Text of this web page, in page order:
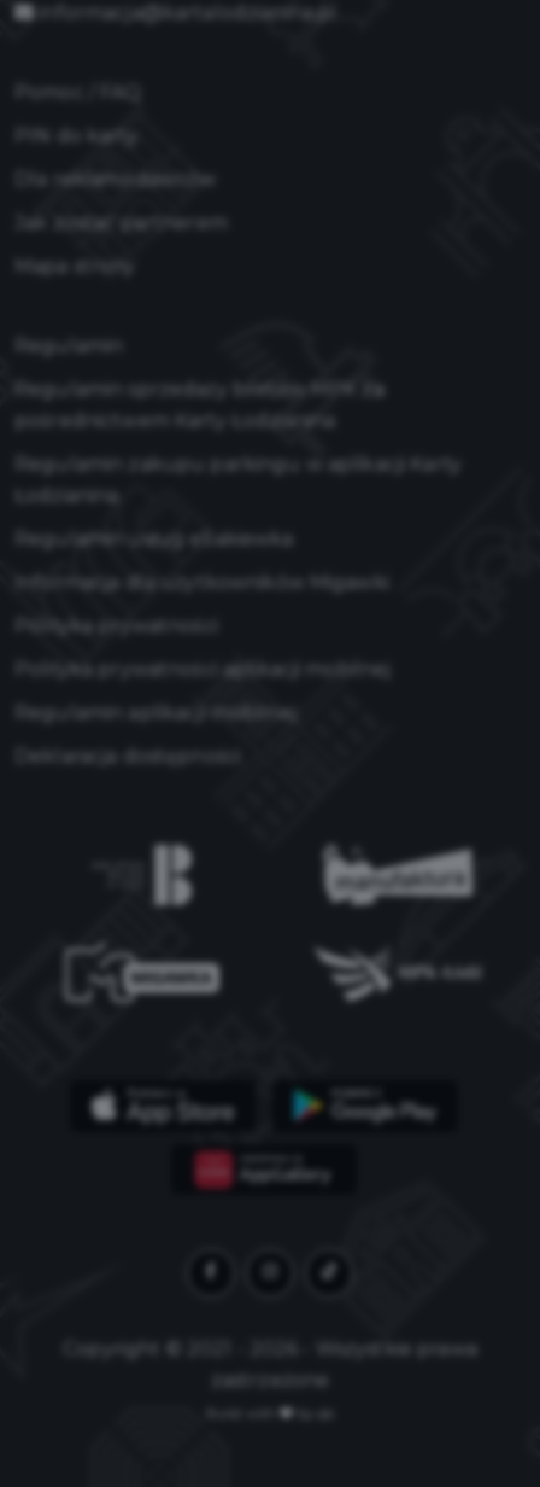
informacja@kartalodzianina.pl
PIN do karty
Dla reklamodawców
Jak zostać partnerem
Mapa strony
Regulamin
Regulamin sprzedaży biletów MPK za
pośrednictwem Karty Łodzianina
Regulamin zakupu parkingu w aplikacji Karty
Łodzianina
Regulamin usług eSakiewka
Informacja dla użytkowników Migawki
Polityka prywatności
Polityka prywatności aplikacji mobilnej
Regulamin aplikacji mobilnej
Deklaracja dostępności